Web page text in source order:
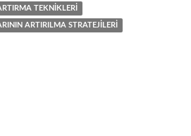
TEKNIKLERI
ARTIRILMA STRATEJILERI